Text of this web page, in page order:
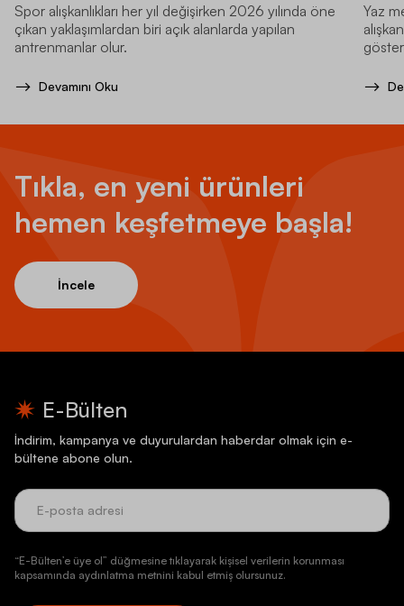
Spor alışkanlıkları her yıl değişirken 2026 yılında öne
çıkan yaklaşımlardan biri açık alanlarda yapılan
antrenmanlar olur.
Devamını Oku
Yaz
Tıkla, en yeni ürünleri
hemen keşfetmeye başla!
İncele
E-Bülten
İndirim, kampanya ve duyurulardan haberdar olmak için e-
bültene abone olun.
“E-Bülten’e üye ol” düğmesine tıklayarak kişisel verilerin korunması
kapsamında aydınlatma metnini kabul etmiş olursunuz.